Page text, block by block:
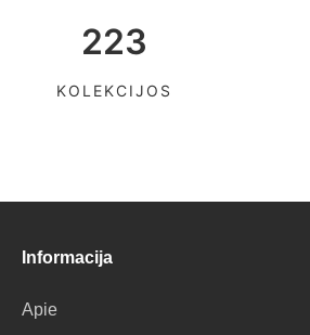
223
KOLEKCIJOS
Informacija
Apie